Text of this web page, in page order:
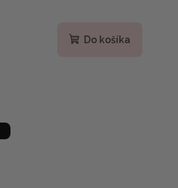
produktu
Do košíka